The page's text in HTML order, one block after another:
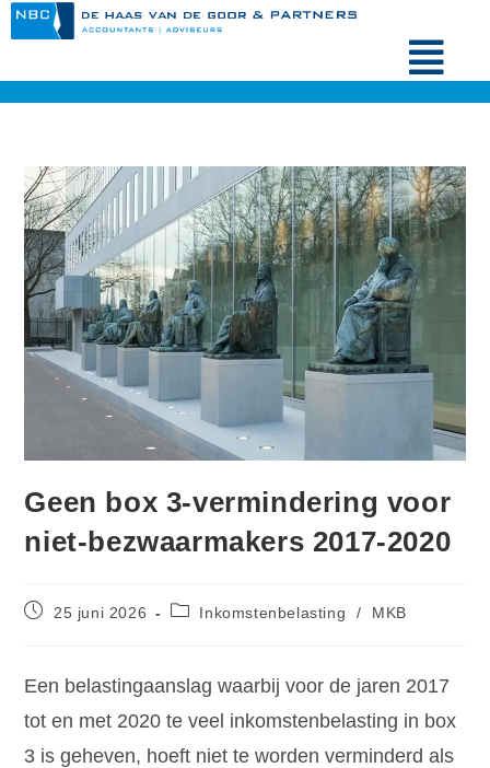
Geen box 3-vermindering voor
niet-bezwaarmakers 2017-2020
25 juni 2026 Inkomstenbelasting / MKB
Een belastingaanslag waarbij voor de jaren 2017
tot en met 2020 te veel inkomstenbelasting in box
3 is geheven, hoeft niet te worden verminderd als